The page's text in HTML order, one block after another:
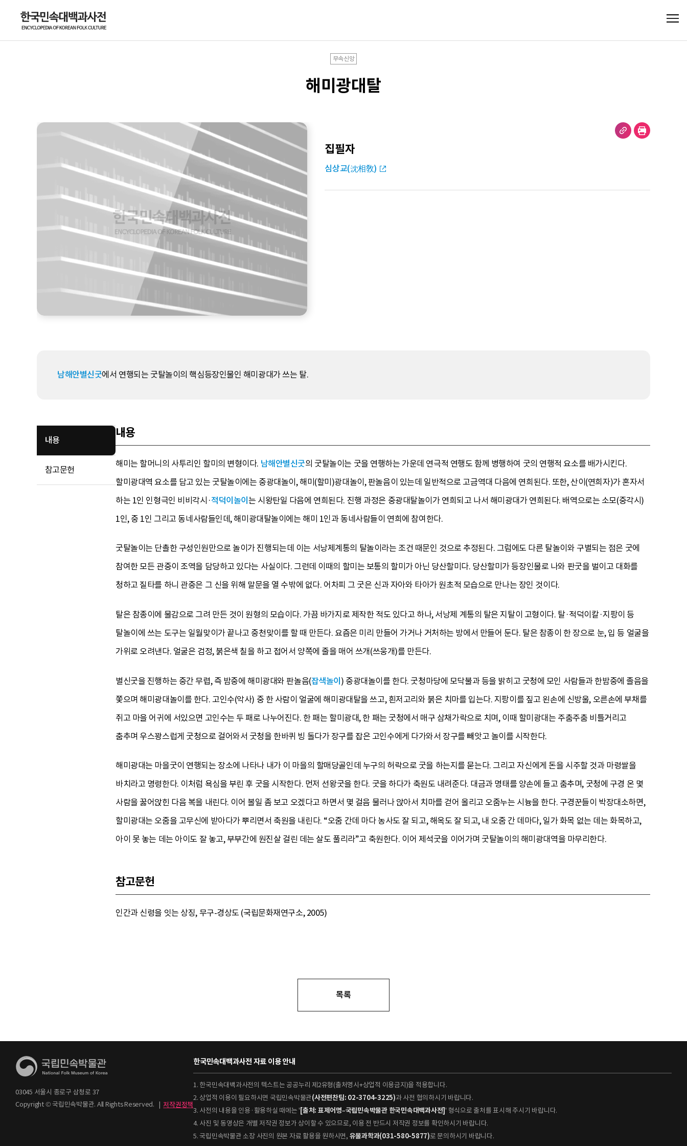
무속신앙
해미광대탈
집필자
심상교(沈相敎)
남해안별신굿에서 연행되는 굿탈놀이의 핵심등장인물인 해미광대가 쓰는 탈.
내용
참고문헌
내용
해미는 할머니의 사투리인 할미의 변형이다. 남해안별신굿의 굿탈놀이는 굿을 연행하는 가운데 연극적 연행도 함께 병행하여 굿의 연행적 요소를 배가시킨다.
할미광대역 요소를 담고 있는 굿탈놀이에는 중광대놀이, 해미(할미)광대놀이, 판놀음이 있는데 일반적으로 고금역대 다음에 연희된다. 또한, 산이(연희자)가 혼자서
하는 1인 인형극인 비비각시·적덕이놀이는 시왕탄일 다음에 연희된다. 진행 과정은 중광대탈놀이가 연희되고 나서 해미광대가 연희된다. 배역으로는 소모(중각시)
1인, 중 1인 그리고 동네사람들인데, 해미광대탈놀이에는 해미 1인과 동네사람들이 연희에 참여한다.
굿탈놀이는 단촐한 구성인원만으로 놀이가 진행되는데 이는 서낭제계통의 탈놀이라는 조건 때문인 것으로 추정된다. 그럼에도 다른 탈놀이와 구별되는 점은 굿에
참여한 모든 관중이 조역을 담당하고 있다는 사실이다. 그런데 이때의 할미는 보통의 할미가 아닌 당산할미다. 당산할미가 등장인물로 나와 판굿을 벌이고 대화를
청하고 질타를 하니 관중은 그 신을 위해 말문을 열 수밖에 없다. 어차피 그 굿은 신과 자아와 타아가 원초적 모습으로 만나는 장인 것이다.
탈은 참종이에 물감으로 그려 만든 것이 원형의 모습이다. 가끔 바가지로 제작한 적도 있다고 하나, 서낭제 계통의 탈은 지탈이 고형이다. 탈·적덕이칼·지팡이 등
탈놀이에 쓰는 도구는 일월맞이가 끝나고 중천맞이를 할 때 만든다. 요즘은 미리 만들어 가거나 거처하는 방에서 만들어 둔다. 탈은 참종이 한 장으로 눈, 입 등 얼굴을
가위로 오려낸다. 얼굴은 검정, 붉은색 칠을 하고 접어서 양쪽에 줄을 매어 쓰개(쓰웅개)를 만든다.
별신굿을 진행하는 중간 무렵, 즉 밤중에 해미광대와 판놀음(잡색놀이) 중광대놀이를 한다. 굿청마당에 모닥불과 등을 밝히고 굿청에 모인 사람들과 한밤중에 졸음을
쫓으며 해미광대놀이를 한다. 고인수(악사) 중 한 사람이 얼굴에 해미광대탈을 쓰고, 흰저고리와 붉은 치마를 입는다. 지팡이를 짚고 왼손에 신방울, 오른손에 부채를
쥐고 마을 어귀에 서있으면 고인수는 두 패로 나누어진다. 한 패는 할미광대, 한 패는 굿청에서 매구 삼채가락으로 치며, 이때 할미광대는 주춤주춤 비틀거리고
춤추며 우스꽝스럽게 굿청으로 걸어와서 굿청을 한바퀴 빙 돌다가 장구를 잡은 고인수에게 다가와서 장구를 빼앗고 놀이를 시작한다.
해미광대는 마을굿이 연행되는 장소에 나타나 내가 이 마을의 할매당골인데 누구의 허락으로 굿을 하는지를 묻는다. 그리고 자신에게 돈을 시주할 것과 마령쌀을
바치라고 명령한다. 이처럼 욕심을 부린 후 굿을 시작한다. 먼저 선왕굿을 한다. 굿을 하다가 축원도 내려준다. 대금과 명태를 양손에 들고 춤추며, 굿청에 구경 온 몇
사람을 꿇어앉힌 다음 복을 내린다. 이어 볼일 좀 보고 오겠다고 하면서 몇 걸음 물러나 앉아서 치마를 걷어 올리고 오줌누는 시늉을 한다. 구경꾼들이 박장대소하면,
할미광대는 오줌을 고무신에 받아다가 뿌리면서 축원을 내린다. “오줌 간데 마다 농사도 잘 되고, 해옥도 잘 되고, 내 오줌 간 데마다, 일가 화목 없는 데는 화목하고,
아이 못 놓는 데는 아이도 잘 놓고, 부부간에 원진살 걸린 데는 살도 풀리라”고 축원한다. 이어 제석굿을 이어가며 굿탈놀이의 해미광대역을 마무리한다.
참고문헌
인간과 신령을 잇는 상징, 무구-경상도 (국립문화재연구소, 2005)
목록
03045 서울시 종로구 삼청로 37
Copyright © 국립민속박물관. All Rights Reserved.
| 저작권정책
한국민속대백과사전 자료 이용 안내
1. 한국민속대백과사전의 텍스트는 공공누리 제2유형(출처명시+상업적 이용금지)을 적용합니다.
2. 상업적 이용이 필요하시면 국립민속박물관(사전편찬팀: 02-3704-3225)과 사전 협의하시기 바랍니다.
3. 사전의 내용을 인용·활용하실 때에는 ' [출처: 표제어명–국립민속박물관 한국민속대백과사전] ' 형식으로 출처를 표시해 주시기 바랍니다.
4. 사진 및 동영상은 개별 저작권 정보가 상이할 수 있으므로, 이용 전 반드시 저작권 정보를 확인하시기 바랍니다.
5. 국립민속박물관 소장 사진의 원본 자료 활용을 원하시면, 유물과학과(031-580-5877)로 문의하시기 바랍니다.